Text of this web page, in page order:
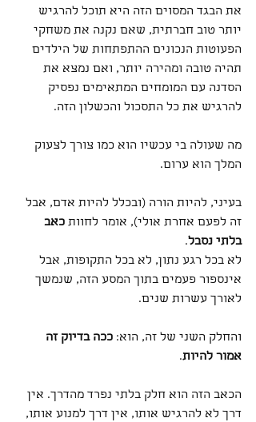
את הבגד המסוים הזה היא תוכל להרגיש
יותר טוב חברתית, שאם נקנה את משחקי
הפעוטות הנכונים ההתפתחות של הילדים
תהיה טובה ומהירה יותר, ואם נמצא את
הסדנה עם המומחים המתאימים נפסיק
להרגיש את כל התסכול והכשלון הזה.
מה שעולה בי עכשיו הוא כמו צורך לצעוק
המלך הוא ערום.
בעיני, להיות הורה (ובכלל להיות אדם, אבל
זה לפעם אחרת אולי), אומר לחוות כאב
בלתי נסבל.
לא בכל רגע נתון, לא בכל התקופות, אבל
אינספור פעמים בתוך המסע הזה, שנמשך
לאורך עשרות שנים.
והחלק השני של זה, הוא: ככה בדיוק זה
אמור להיות.
הכאב הזה הוא חלק בלתי נפרד מהדרך. אין
דרך לא להרגיש אותו, אין דרך למנוע אותו,